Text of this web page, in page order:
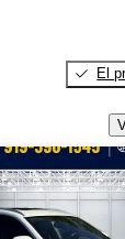
El